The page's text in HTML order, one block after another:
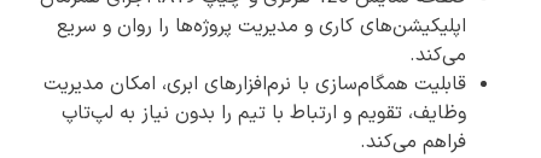
اپلیکیشن‌های کاری و مدیریت پروژه‌ها را روان و سریع
می‌کند.
قابلیت همگام‌سازی با نرم‌افزارهای ابری، امکان مدیریت
وظایف، تقویم و ارتباط با تیم را بدون نیاز به لپ‌تاپ
فراهم می‌کند.